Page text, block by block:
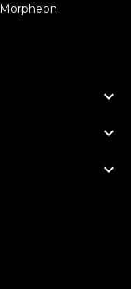
Morpheon


